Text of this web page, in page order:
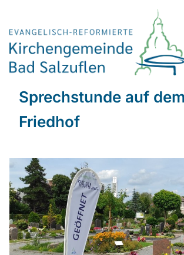
Sprechstunde auf dem
Friedhof